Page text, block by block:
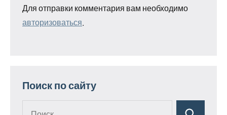
Для отправки комментария вам необходимо
авторизоваться
Поиск по сайту